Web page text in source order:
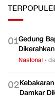
01Gedung
Dikerahkan
Nasional •
02
Damkar